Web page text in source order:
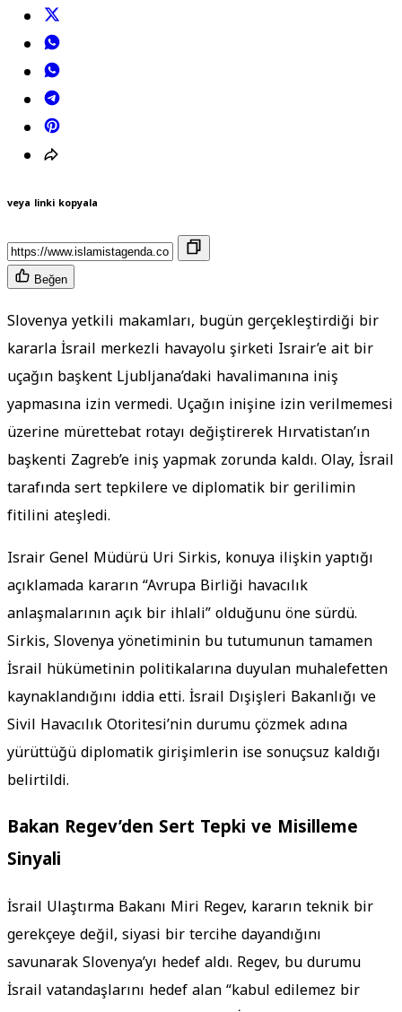
veya linki kopyala
Beğen
Slovenya yetkili makamları, bugün gerçekleştirdiği bir
kararla İsrail merkezli havayolu şirketi Israir’e ait bir
uçağın başkent Ljubljana’daki havalimanına iniş
yapmasına izin vermedi. Uçağın inişine izin verilmemesi
üzerine mürettebat rotayı değiştirerek Hırvatistan’ın
başkenti Zagreb’e iniş yapmak zorunda kaldı. Olay, İsrail
tarafında sert tepkilere ve diplomatik bir gerilimin
fitilini ateşledi.
Israir Genel Müdürü Uri Sirkis, konuya ilişkin yaptığı
açıklamada kararın “Avrupa Birliği havacılık
anlaşmalarının açık bir ihlali” olduğunu öne sürdü.
Sirkis, Slovenya yönetiminin bu tutumunun tamamen
İsrail hükümetinin politikalarına duyulan muhalefetten
kaynaklandığını iddia etti. İsrail Dışişleri Bakanlığı ve
Sivil Havacılık Otoritesi’nin durumu çözmek adına
yürüttüğü diplomatik girişimlerin ise sonuçsuz kaldığı
belirtildi.
Bakan Regev’den Sert Tepki ve Misilleme
Sinyali
İsrail Ulaştırma Bakanı Miri Regev, kararın teknik bir
gerekçeye değil, siyasi bir tercihe dayandığını
savunarak Slovenya’yı hedef aldı. Regev, bu durumu
İsrail vatandaşlarını hedef alan “kabul edilemez bir